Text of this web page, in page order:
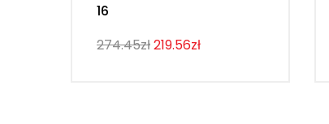
16
274.45zł219.56zł